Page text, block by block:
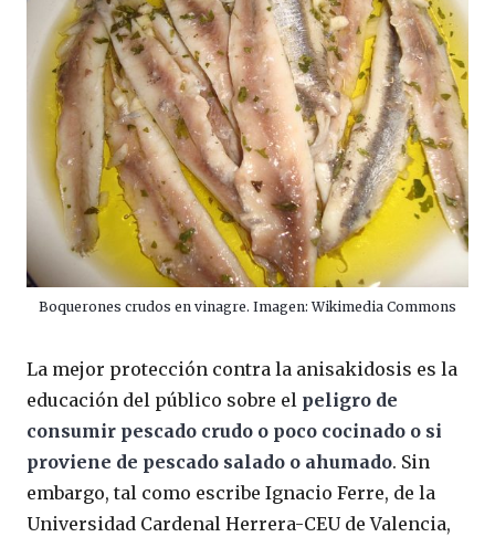
Boquerones crudos en vinagre. Imagen: Wikimedia Commons
La mejor protección contra la anisakidosis es la
educación del público sobre el peligro de
consumir pescado crudo o poco cocinado o si
proviene de pescado salado o ahumado. Sin
embargo, tal como escribe Ignacio Ferre, de la
Universidad Cardenal Herrera-CEU de Valencia,